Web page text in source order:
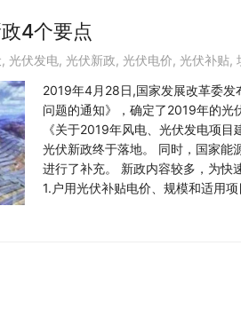
4个要点
, 光伏发电, 光伏新政, 光伏电价, 光伏补贴,
2019年4月28日,国家发展改革委发
问题的通知》，确定了2019年的光
《关于2019年风电、光伏发电项
光伏新政终于落地。 同时，国家能
进行了补充。 新政内容较多，为快
1.户用光伏补贴电价、规模和适用